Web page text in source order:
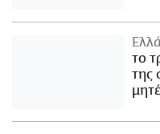
το
της